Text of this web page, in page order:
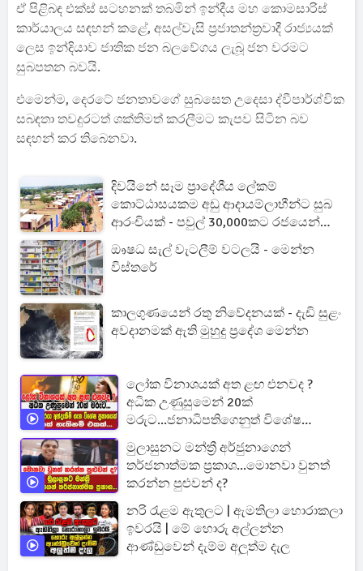
ඒ පිළිබඳ එක්ස් සටහනක් තබමින් ඉන්දීය මහ කොමසාරිස්
කාර්යාලය සඳහන් කළේ, අසල්වැසි ප්‍රජාතන්ත්‍රවාදී රාජ්‍යයක්
ලෙස ඉන්දියාව ජාතික ජන බලවේගය ලැබූ ජන වරමට
සුබපතන බවයි.
එමෙන්ම, දෙරටේ ජනතාවගේ සුබසෙත උදෙසා ද්වීපාර්ශ්වික
සබඳතා තවදුරටත් ශක්තිමත් කරලීමට කැපව සිටින බව
සඳහන් කර තිබෙනවා.
දිවයිනේ සෑම ප්‍රාදේශීය ලේකම්
කොට්ඨාසයකම අඩු ආදායම්ලාභීන්ට සුබ
ආරංචියක් - පවුල් 30,000කට රජයෙන්
නිවාස
ඖෂධ සැල් වැටලීම් වටලයි - මෙන්න
විස්තරේ
කාලගුණයෙන් රතු නිවේදනයක් - දැඩි සුළං
අවදානමක් ඇති මුහුදු ප්‍රදේශ මෙන්න
ලෝක විනාශයක් අත ළඟ එනවද ?
අධික උණුසුමෙන් 20ක්
මරුට...ජනාධිපතිගෙනුත් විශේෂ
ප්‍රකාශයක්
මුලාසුනට මන්ත්‍රී අර්ජුනාගෙන්
තර්ජනාත්මක ප්‍රකාශ...මොනවා වුනත්
කරන්න පුළුවන් ද?
නරි රැළම ඇතුලට | ඇමතිලා හොරාකලා
ඉවරයි | මේ හොරු අල්ලන්න
ආණ්ඩුවෙන් දැම්ම අලුත්ම දැල